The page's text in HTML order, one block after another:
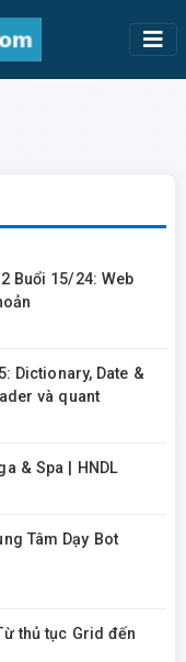
Buổi 15/24: Web
Dictionary, Date &
và quant
& Spa | HNDL
Tâm Dạy Bot
thủ tục Grid đến